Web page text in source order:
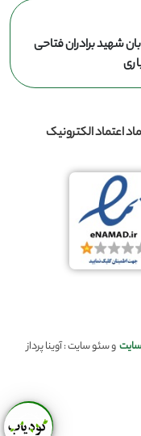
شهید برادران فتاحی
اعتماد الکترونیک
و سئو سایت : آوینا پرداز